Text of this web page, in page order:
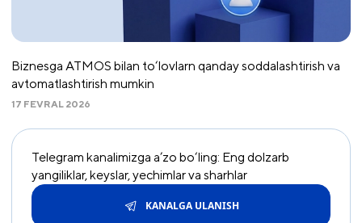
Biznesga ATMOS bilan to‘lovlarn qanday soddalashtirish va
avtomatlashtirish mumkin
17 FEVRAL 2026
Telegram kanalimizga a’zo bo‘ling: Eng dolzarb
yangiliklar, keyslar, yechimlar va sharhlar
KANALGA ULANISH